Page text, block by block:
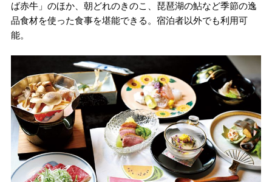
ば赤牛」のほか、朝どれのきのこ、琵琶湖の鮎など季節の逸
品食材を使った食事を堪能できる。宿泊者以外でも利用可
能。